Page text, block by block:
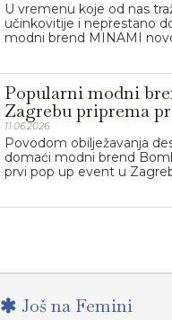
U vremenu koje od nas
učinkovitije i neprestano
modni brend MINAMI
Popularni modni
Zagrebu priprema
11.06.2026.
Povodom obilježavanja
domaći modni brend
prvi pop up event u
Još na Femini